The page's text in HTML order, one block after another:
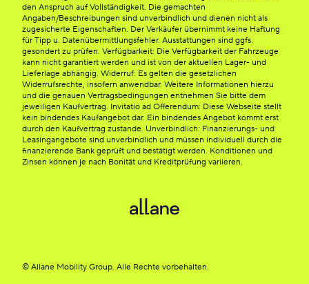
den Anspruch auf Vollständigkeit. Die gemachten
Angaben/Beschreibungen sind unverbindlich und dienen nicht als
zugesicherte Eigenschaften. Der Verkäufer übernimmt keine Haftung
für Tipp u. Datenübermittlungsfehler. Ausstattungen sind ggfs.
gesondert zu prüfen. Verfügbarkeit: Die Verfügbarkeit der Fahrzeuge
kann nicht garantiert werden und ist von der aktuellen Lager- und
Lieferlage abhängig. Widerruf: Es gelten die gesetzlichen
Widerrufsrechte, insofern anwendbar. Weitere Informationen hierzu
und die genauen Vertragsbedingungen entnehmen Sie bitte dem
jeweiligen Kaufvertrag. Invitatio ad Offerendum: Diese Webseite stellt
kein bindendes Kaufangebot dar. Ein bindendes Angebot kommt erst
durch den Kaufvertrag zustande. Unverbindlich: Finanzierungs- und
Leasingangebote sind unverbindlich und müssen individuell durch die
finanzierende Bank geprüft und bestätigt werden. Konditionen und
Zinsen können je nach Bonität und Kreditprüfung variieren.
© Allane Mobility Group. Alle Rechte vorbehalten.